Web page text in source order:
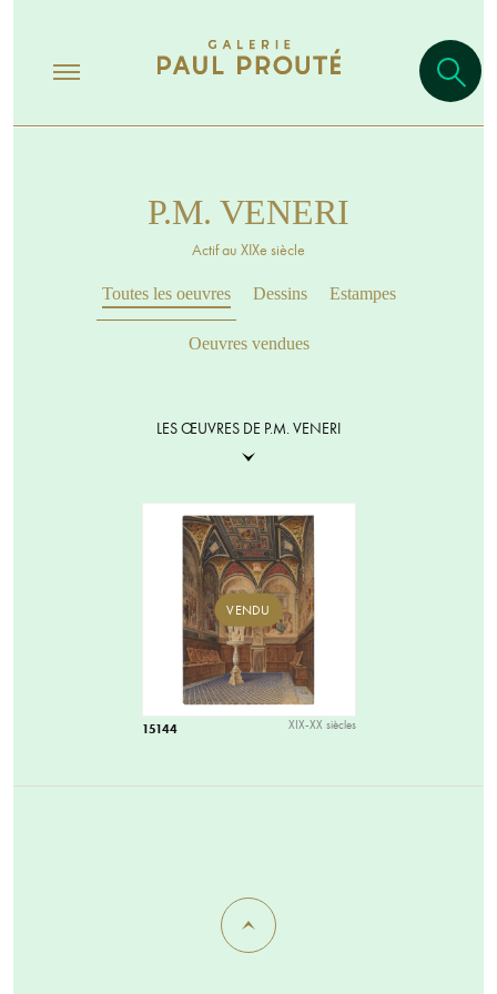
P.M. VENERI
Actif au XIXe siècle
Toutes les oeuvres Dessins Estampes
Oeuvres vendues
LES ŒUVRES DE P.M. VENERI
VENDU
15144 XIX-XX siècles